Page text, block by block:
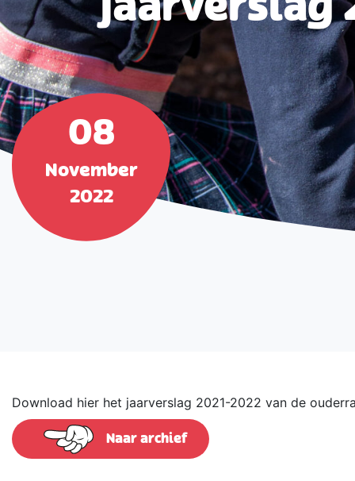
08
November
2022
Download hier het jaarverslag 2021-2022 van de
Naar archief